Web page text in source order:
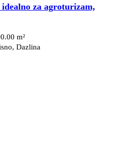
za agroturizam,
m²
, Dazlina